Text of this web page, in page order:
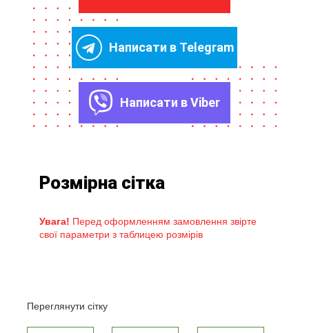
Написати в Telegram
Написати в Viber
Розмірна сітка
Увага! Перед оформленням замовлення звірте
свої параметри з таблицею розмірів
Переглянути сітку